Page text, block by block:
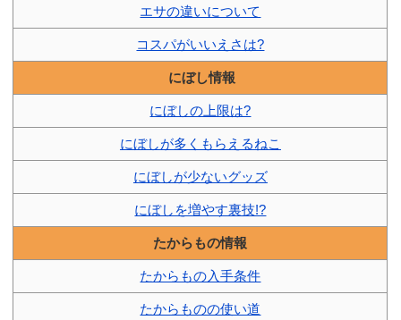
エサの違いについて
コスパがいいえさは?
にぼし情報
にぼしの上限は?
にぼしが多くもらえるねこ
にぼしが少ないグッズ
にぼしを増やす裏技!?
たからもの情報
たからもの入手条件
たからものの使い道